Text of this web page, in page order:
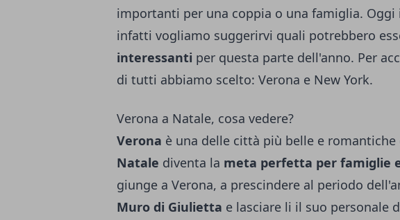
importanti per una coppia o una famiglia.
infatti vogliamo suggerirvi quali potrebbero
interessanti per questa parte dell'anno. Per
di tutti abbiamo scelto: Verona e New York.
Verona a Natale, cosa vedere?
Verona è una delle città più belle e romantiche
Natale diventa la meta perfetta per famiglie
giunge a Verona, a prescindere al periodo
Muro di Giulietta e lasciare li il suo personale